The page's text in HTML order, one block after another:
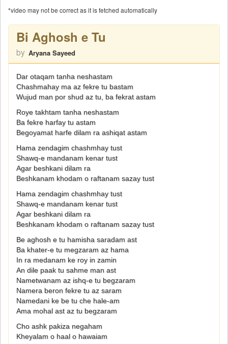
*video may not be correct as it is fetched automatically
Bi Aghosh e Tu
by Aryana Sayeed
Dar otaqam tanha neshastam
Chashmahay ma az fekre tu bastam
Wujud man por shud az tu, ba fekrat astam
Roye takhtam tanha neshastam
Ba fekre harfay tu astam
Begoyamat harfe dilam ra ashiqat astam
Hama zendagim chashmhay tust
Shawq-e mandanam kenar tust
Agar beshkani dilam ra
Beshkanam khodam o raftanam sazay tust
Hama zendagim chashmhay tust
Shawq-e mandanam kenar tust
Agar beshkani dilam ra
Beshkanam khodam o raftanam sazay tust
Be aghosh e tu hamisha saradam ast
Ba khater-e tu megzaram az hama
In ra medanam ke roy in zamin
An dile paak tu sahme man ast
Nametwanam az ishq-e tu begzaram
Namera beron fekre tu az saram
Namedani ke be tu che hale-am
Ama mohal ast az tu begzaram
Cho ashk pakiza negaham
Kheyalam o haal o hawaiam